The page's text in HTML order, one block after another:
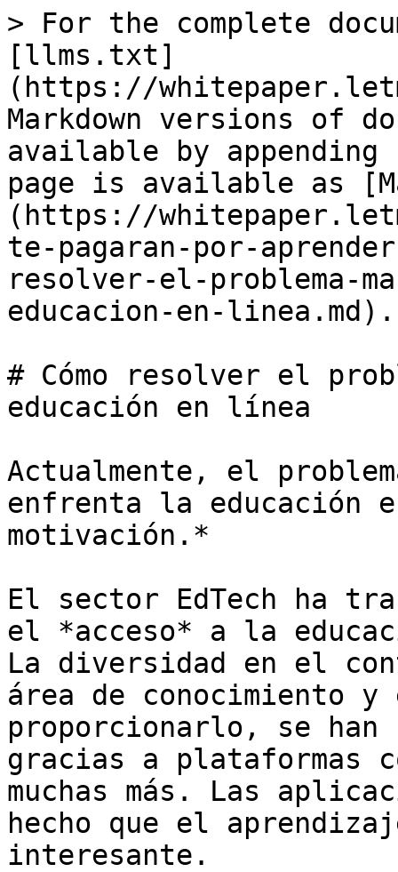
> For the complete
[llms.txt]
(https://
Markdown versions of
available by
page is available as
(https://
te-pagaran-por-
resolver-el-problema-
educacion-en-linea.md).
# Cómo resolver el
educación en línea
Actualmente, el
enfrenta la
motivación.*
El sector EdTech ha
el *acceso* a la
La diversidad en el
área de conocimiento
proporcionarlo, se
gracias a plataformas
muchas más. Las
hecho que el
interesante.